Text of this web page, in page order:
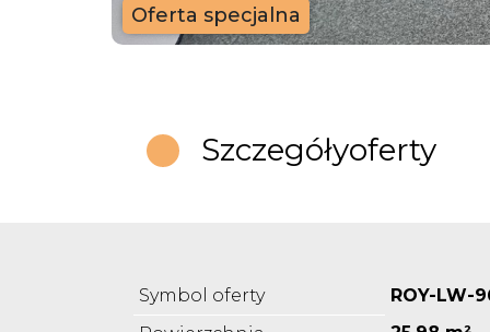
Oferta specjalna
Szczegółyoferty
Symbol oferty
ROY-LW-